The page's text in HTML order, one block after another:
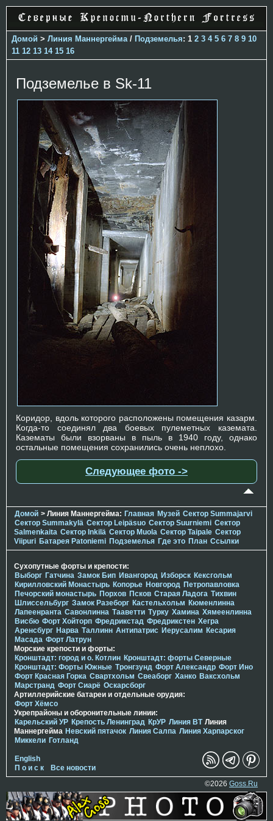
Домой > Линия Маннергейма / Подземелья: 1 2 3 4 5 6 7 8 9 10
11 12 13 14 15 16
Подземелье в Sk-11
Коридор, вдоль которого расположены помещения казарм.
Когда-то соединял два боевых пулеметных каземата.
Казематы были взорваны в пыль в 1940 году, однако
остальные помещения сохранились очень неплохо.
Следующее фото ->
Домой > Линия Маннергейма: Главная Музей Сектор Summajarvi
Сектор Summakylä Сектор Leipäsuo Сектор Suurniemi Сектор
Salmenkaita Сектор Inkilä Сектор Muola Сектор Taipale Сектор
Viipuri Батарея Patoniemi Подземелья Где это План Ссылки
Сухопутные форты и крепости:
Выборг Гатчина Замок Бип Ивангород Изборск Кексгольм
Кирилловский Монастырь Копорье Новгород Петропавловка
Печорcкий монастырь Порхов Псков Старая Ладога Тихвин
Шлиссельбург Замок Разеборг Кастельхольм Кюменлинна
Лапеенранта Савонлинна Тааветти Турку Хамина Хямеенлинна
Висбю Форт Хойторп Фредрикстад Фредрикстен Хегра
Аренсбург Нарва Таллинн Антипатрис Иерусалим Кесария
Масада Форт Латрун
Морские крепости и форты:
Кронштадт: город и о. Котлин Кронштадт: форты Северные
Кронштадт: Форты Южные Тронгзунд Форт Александр Форт Ино
Форт Красная Горка Свартхольм Свеаборг Ханко Ваксхольм
Марстранд Форт Сиарё Оскарсборг
Артиллерийские батареи и отдельные орудия:
Форт Хёмсо
Укрепрайоны и оборонительные линии:
Карельский УР Крепость Ленинград КрУР Линия ВТ Линия
Маннергейма Невский пятачок Линия Салпа Линия Харпарског
Миккели Готланд
English
П о и с к
Все новости
©2026 Goss.Ru